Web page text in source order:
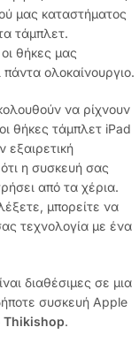
μας καταστήματος
τάμπλετ.
θήκες μας
ολοκαίνουργιο.
να ρίχνουν
θήκες τάμπλετ iPad
εξαιρετική
η συσκευή σας
από τα χέρια.
μπορείτε να
τεχνολογία με ένα
διαθέσιμες σε μια
συσκευή Apple
Thikishop.